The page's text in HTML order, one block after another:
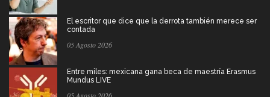
El escritor que dice que la derrota también merece ser
contada
05 Agosto 2026
Entre miles: mexicana gana beca de maestría Erasmus
Mundus LIVE